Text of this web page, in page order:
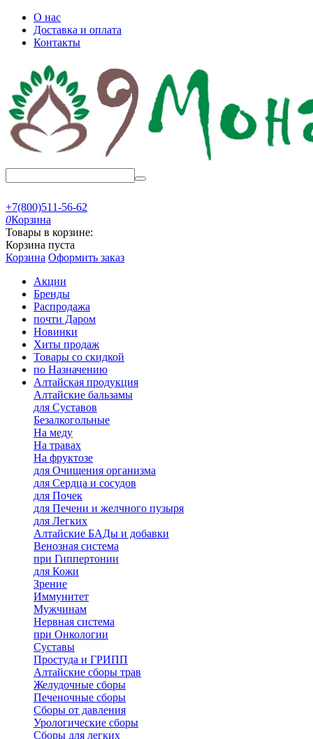
О нас
Доставка и оплата
Контакты
+7(800)511-56-62
0Корзина
Товары в корзине:
Корзина пуста
Корзина Оформить заказ
Акции
Бренды
Распродажа
почти Даром
Новинки
Хиты продаж
Товары со скидкой
по Назначению
Алтайская продукция
Алтайские бальзамы
для Суставов
Безалкогольные
На меду
На травах
На фруктозе
для Очищения организма
для Сердца и сосудов
для Почек
для Печени и желчного пузыря
для Легких
Алтайские БАДы и добавки
Венозная система
при Гиппертонии
для Кожи
Зрение
Иммунитет
Мужчинам
Нервная система
при Онкологии
Суставы
Простуда и ГРИПП
Алтайские сборы трав
Желудочные сборы
Печеночные сборы
Сборы от давления
Урологические сборы
Сборы для легких